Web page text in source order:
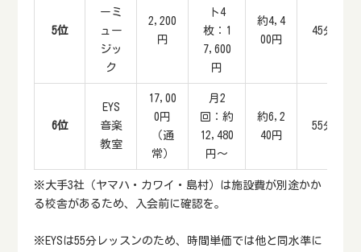
5位
ーミ
ュー
ジッ
ク
2,200
円
ト4
枚：1
7,600
円
約4,4
00円
45分
6位
EYS
音楽
教室
17,00
0円
（通
常）
月2
回：約
12,480
円～
約6,2
40円
55分
※大手3社（ヤマハ・カワイ・島村）は施設費が別途かか
る校舎があるため、入会前に確認を。
※EYSは55分レッスンのため、時間単価では他と同水準に